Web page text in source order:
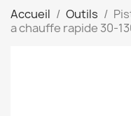
Accueil Outils
a chauffe rapide 30-